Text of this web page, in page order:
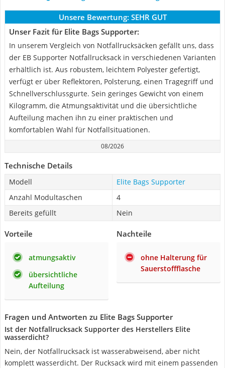
Unsere Bewertung: SEHR GUT
Unser Fazit für Elite Bags Supporter:
In unserem Vergleich von Notfallrucksäcken gefällt uns, dass
der EB Supporter Notfallrucksack in verschiedenen Varianten
erhältlich ist. Aus robustem, leichtem Polyester gefertigt,
verfügt er über Reflektoren, Polsterung, einen Tragegriff und
Schnellverschlussgurte. Sein geringes Gewicht von einem
Kilogramm, die Atmungsaktivität und die übersichtliche
Aufteilung machen ihn zu einer praktischen und
komfortablen Wahl für Notfallsituationen.
08/2026
Technische Details
Modell
Elite Bags Supporter
Anzahl Modultaschen
4
Bereits gefüllt
Nein
Vorteile
atmungsaktiv
übersichtliche
Aufteilung
Nachteile
ohne Halterung für
Sauerstoffflasche
Fragen und Antworten zu Elite Bags Supporter
Ist der Notfallrucksack Supporter des Herstellers Elite
wasserdicht?
Nein, der Notfallrucksack ist wasserabweisend, aber nicht
komplett wasserdicht. Der Rucksack wird mit einem passenden